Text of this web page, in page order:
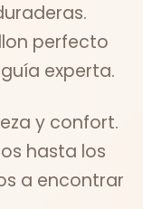
perfecto
experta.
y confort.
hasta los
a encontrar